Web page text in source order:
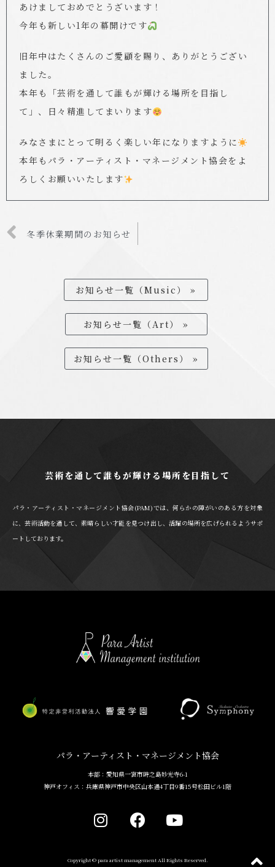
あけましておめでとうざいます！
今年も新しい1年の幕開けです
旧年中はたくさんのご愛顧を賜り、ありがとうござい
ました。
本年も「芸術を通して誰もが輝ける場所を目指し
て」、日々精進してまいります
みなさまにとって明るく楽しい年になりますように
本年もパラ・アーティスト・マネージメント協会をよ
ろしくお願いいたします
冬季休業期間のお知らせ
お知らせ一覧（Music） »
お知らせ一覧（Art） »
お知らせ一覧（Others） »
芸術を通して誰もが輝ける場所を目指して
パラ・アーティスト・マネージメント協会(PAM)では、何らかの障がいのある方を対象
に、芸術活動を通して、素晴らしい才能を見つけ出し、活躍の場所を広げられるようサポ
ートしております。
パラ・アーティスト・マネージメント協会
本部：愛知県一宮市時之島妙光寺6-1
神戸オフィス：兵庫県神戸市中央区山本通4丁目9番15号松田ビル1階
Copyright © para artist management All Rights Reserved.